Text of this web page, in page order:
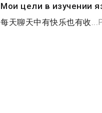
Мои цели в изучении
每天聊天中有快乐也有收...